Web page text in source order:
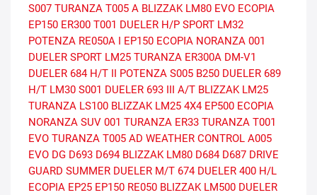
S007 TURANZA T005 A BLIZZAK LM80 EVO ECOPIA
EP150 ER300 T001 DUELER H/P SPORT LM32
POTENZA RE050A I
EP150 ECOPIA NORANZA 001
DUELER SPORT LM25 TURANZA ER300A DM-V1
DUELER 684 H/T II
POTENZA S005 B250 DUELER 689
H/T LM30 S001 DUELER 693 III A/T BLIZZAK LM25
TURANZA LS100 BLIZZAK LM25 4X4 EP500 ECOPIA
NORANZA SUV 001 TURANZA ER33 TURANZA T001
EVO TURANZA T005 AD WEATHER CONTROL A005
EVO DG D693 D694 BLIZZAK LM80 D684 D687 DRIVE
GUARD SUMMER DUELER M/T 674 DUELER 400 H/L
ECOPIA EP25 EP150 RE050 BLIZZAK LM500 DUELER